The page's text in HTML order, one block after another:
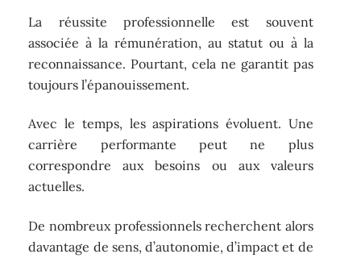
La réussite professionnelle est souvent
associée à la rémunération, au statut ou à la
reconnaissance. Pourtant, cela ne garantit pas
toujours l’épanouissement.
Avec le temps, les aspirations évoluent. Une
carrière performante peut ne plus
correspondre aux besoins ou aux valeurs
actuelles.
De nombreux professionnels recherchent alors
davantage de sens, d’autonomie, d’impact et de